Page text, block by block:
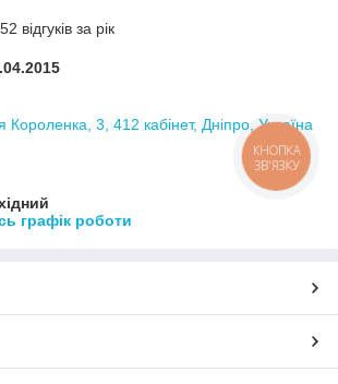
відгуків за рік
Короленка, 3, 412 кабінет, Дніпро, Україна
графік роботи
КНОПКА
ЗВ'ЯЗКУ